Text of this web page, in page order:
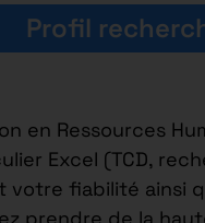
Profil
en Ressources
Excel (TCD,
fiabilité ainsi
prendre de la